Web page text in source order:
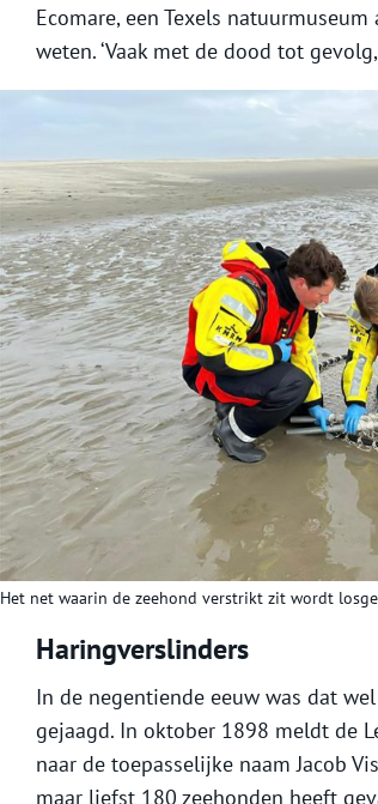
Ecomare, een Texels
weten. ‘Vaak met de dood tot
Het net waarin de zeehond verstrikt zit wordt
Haringverslinders
In de negentiende eeuw was dat
gejaagd. In oktober 1898 meldt de
naar de toepasselijke naam Jacob
maar liefst 180 zeehonden heeft